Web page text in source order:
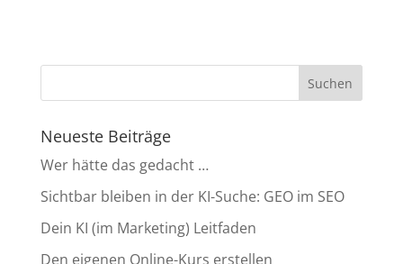
Neueste Beiträge
Wer hätte das gedacht …
Sichtbar bleiben in der KI-Suche: GEO im SEO
Dein KI (im Marketing) Leitfaden
Den eigenen Online-Kurs erstellen